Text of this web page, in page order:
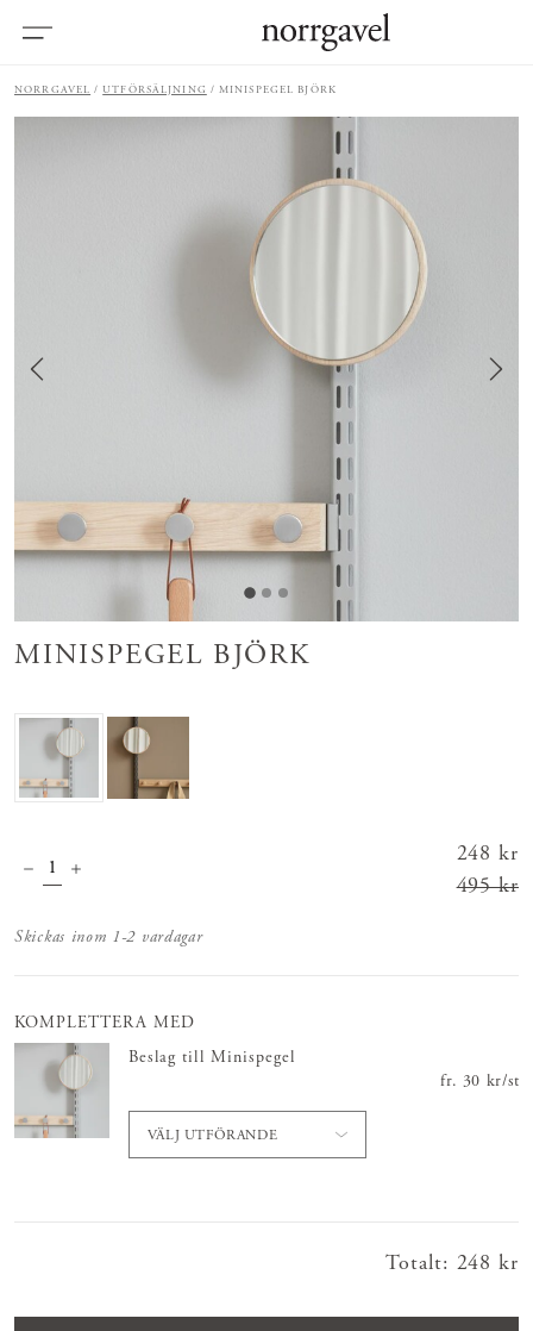
NORRGAVEL UTFÖRSÄLJNING MINISPEGEL BJÖRK
MINISPEGEL BJÖRK
Nuvar
ande
495 kr
248 kr
495 kr
Skickas inom 1-2 vardagar
KOMPLETTERA MED
Beslag till Minispegel
fr. 30 kr/st
VÄLJ UTFÖRANDE
Totalt: Pris :
248 kr